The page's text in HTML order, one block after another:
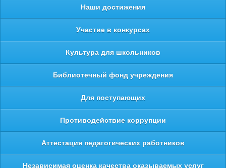
Наши достижения
Участие в конкурсах
Культура для школьников
Библиотечный фонд учреждения
Для поступающих
Противодействие коррупции
Аттестация педагогических работников
Независимая оценка качества оказываемых услуг